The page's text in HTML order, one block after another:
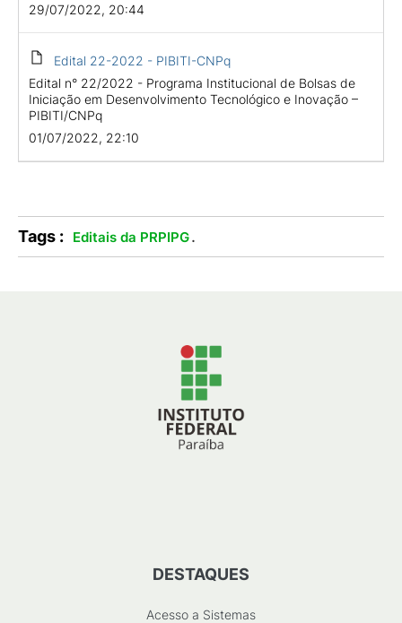
29/07/2022, 20:44
Edital 22-2022 - PIBITI-CNPq
Edital n° 22/2022 - Programa Institucional de Bolsas de
Iniciação em Desenvolvimento Tecnológico e Inovação –
PIBITI/CNPq
01/07/2022, 22:10
Tags : Editais da PRPIPG.
DESTAQUES
Acesso a Sistemas